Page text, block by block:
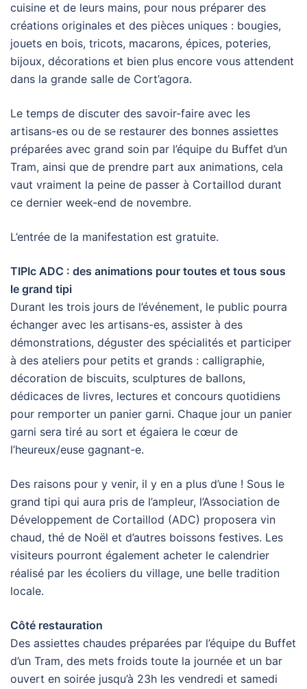
cuisine et de leurs mains, pour nous préparer des
créations originales et des pièces uniques : bougies,
jouets en bois, tricots, macarons, épices, poteries,
bijoux, décorations et bien plus encore vous attendent
dans la grande salle de Cort’agora.
Le temps de discuter des savoir-faire avec les
artisans-es ou de se restaurer des bonnes assiettes
préparées avec grand soin par l’équipe du Buffet d’un
Tram, ainsi que de prendre part aux animations, cela
vaut vraiment la peine de passer à Cortaillod durant
ce dernier week-end de novembre.
L’entrée de la manifestation est gratuite.
TIPIc ADC : des animations pour toutes et tous sous
le grand tipi
Durant les trois jours de l’événement, le public pourra
échanger avec les artisans-es, assister à des
démonstrations, déguster des spécialités et participer
à des ateliers pour petits et grands : calligraphie,
décoration de biscuits, sculptures de ballons,
dédicaces de livres, lectures et concours quotidiens
pour remporter un panier garni. Chaque jour un panier
garni sera tiré au sort et égaiera le cœur de
l’heureux/euse gagnant-e.
Des raisons pour y venir, il y en a plus d’une ! Sous le
grand tipi qui aura pris de l’ampleur, l’Association de
Développement de Cortaillod (ADC) proposera vin
chaud, thé de Noël et d’autres boissons festives. Les
visiteurs pourront également acheter le calendrier
réalisé par les écoliers du village, une belle tradition
locale.
Côté restauration
Des assiettes chaudes préparées par l’équipe du Buffet
d’un Tram, des mets froids toute la journée et un bar
ouvert en soirée jusqu’à 23h les vendredi et samedi